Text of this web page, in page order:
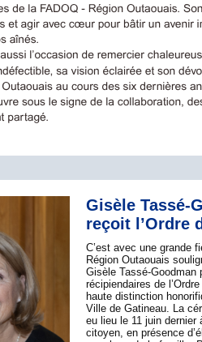
Gisèle Tassé-
reçoit l’Ordre
C’est avec une grande
Région Outaouais
Gisèle Tassé-Goodman
récipiendaires de
haute distinction
Ville de Gatineau. La
eu lieu le 11 juin dernier
citoyen, en présence